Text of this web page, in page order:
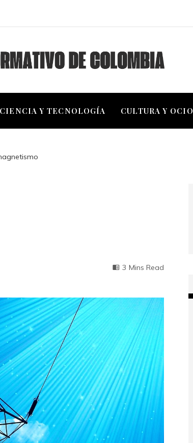
CIENCIA Y TECNOLOGÍA CULTURA Y OCIO
3 Mins Read